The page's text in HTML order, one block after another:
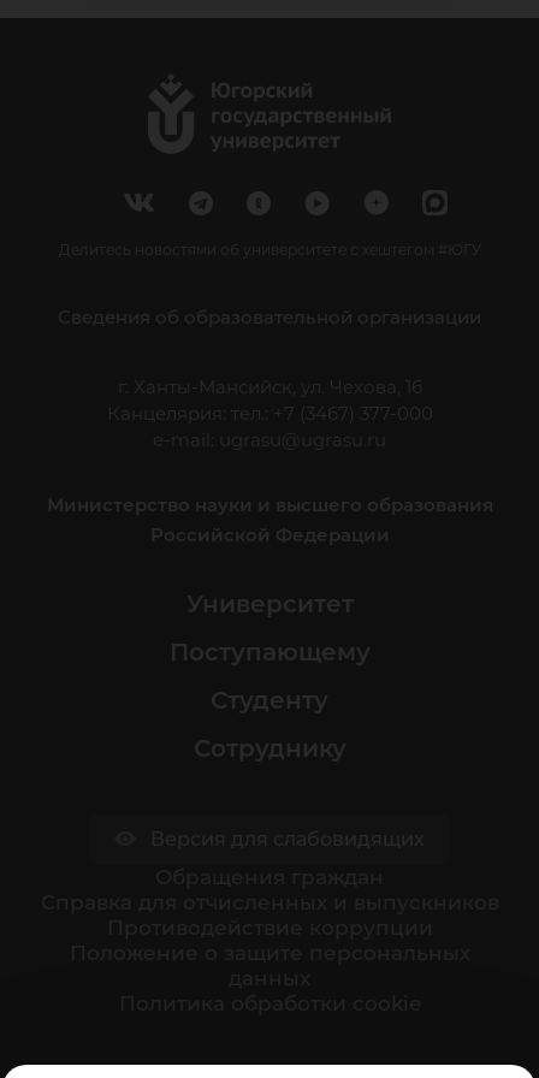
Делитесь новостями об университете с хештегом #ЮГУ
Сведения об образовательной организации
г. Ханты-Мансийск, ул. Чехова, 16
Канцелярия: тел.: +7 (3467) 377-000
e-mail:
ugrasu@ugrasu.ru
Министерство науки и высшего образования
Российской Федерации
Университет
Поступающему
Студенту
Сотруднику